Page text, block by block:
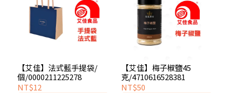
【艾佳】法式藍手提袋/
個/0000211225278
NT$12
【艾佳】梅子椒鹽45
克/4710616528381
NT$50